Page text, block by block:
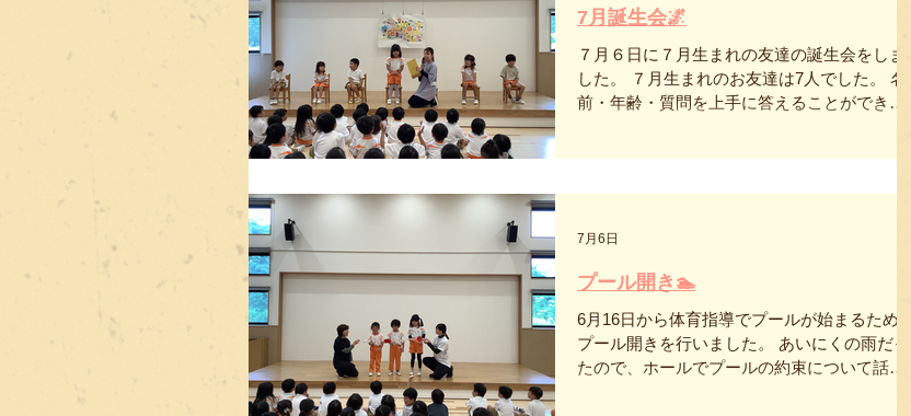
7月誕生会🌌
７月６日に７月生まれの友達の誕生会をしま
した。 ７月生まれのお友達は7人でした。 名
前・年齢・質問を上手に答えることができま
りの製作をしました🎋 きのみ組ではスイカ、
ました！ 好きなクラスに作りにいき、お兄さ
ん・お姉さんと一緒に作ったり教え合いなが
ら楽しく製作ができました！ みんなのお願い
事はなにかな？叶うといいね🌟
プール開き🏊
6月16日から体育指導でプールが始まるため、
プール開きを行いました。 あいにくの雨だっ
たので、ホールでプールの約束について話を
7月6日